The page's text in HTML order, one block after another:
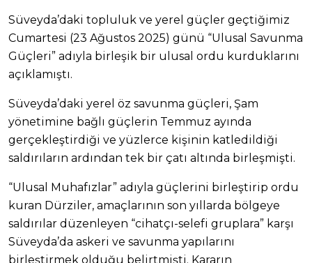
Süveyda’daki topluluk ve yerel güçler geçtiğimiz
Cumartesi (23 Ağustos 2025) günü “Ulusal Savunma
Güçleri” adıyla birleşik bir ulusal ordu kurduklarını
açıklamıştı.
Süveyda’daki yerel öz savunma güçleri, Şam
yönetimine bağlı güçlerin Temmuz ayında
gerçekleştirdiği ve yüzlerce kişinin katledildiği
saldırıların ardından tek bir çatı altında birleşmişti.
“Ulusal Muhafızlar” adıyla güçlerini birleştirip ordu
kuran Dürziler, amaçlarının son yıllarda bölgeye
saldırılar düzenleyen “cihatçı-selefi gruplara” karşı
Süveyda’da askeri ve savunma yapılarını
birleştirmek olduğu belirtmişti. Kararın